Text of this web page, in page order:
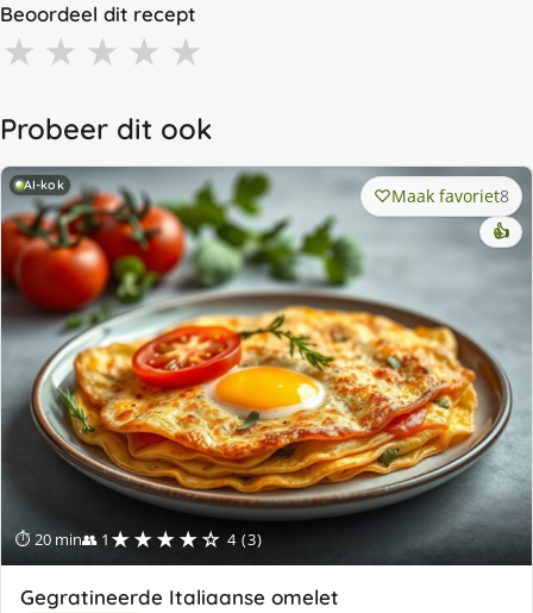
Beoordeel dit recept
★ ★ ★ ★ ★
Probeer dit ook
AI-kok
⏱ 20 min👥 1 ★★★★☆ 4 (3)
Maak favoriet8
👍
Gegratineerde Italiaanse omelet